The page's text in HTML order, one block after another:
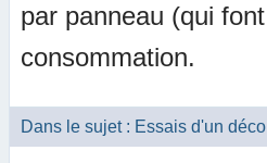
par panneau (qui
consommation.
Dans le sujet : Essais d'un